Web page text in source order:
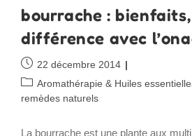
bourrache :
différence avec
Publication
publiée :
22 décembre 2014
Post
category:
Aromathérapie & Huiles
remèdes naturels
La bourrache est une plante aux